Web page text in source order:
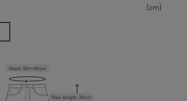
(cm)
Rise length 35cm
Waist 66〜80cm